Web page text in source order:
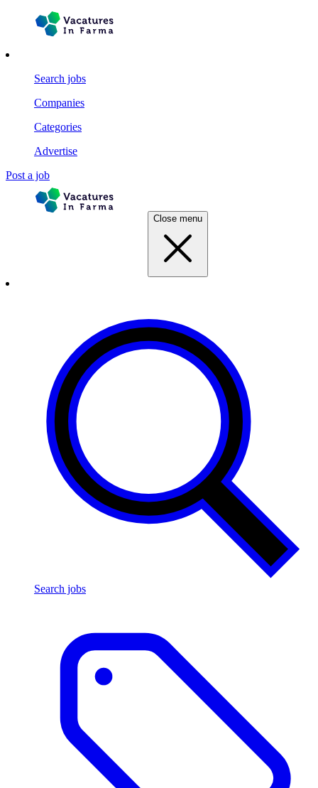
Search jobs
Companies
Categories
Advertise
Post a job
Close menu
Search jobs